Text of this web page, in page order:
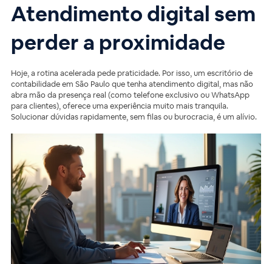
Atendimento digital sem
perder a proximidade
Hoje, a rotina acelerada pede praticidade. Por isso, um escritório de
contabilidade em São Paulo que tenha atendimento digital, mas não
abra mão da presença real (como telefone exclusivo ou WhatsApp
para clientes), oferece uma experiência muito mais tranquila.
Solucionar dúvidas rapidamente, sem filas ou burocracia, é um alívio.